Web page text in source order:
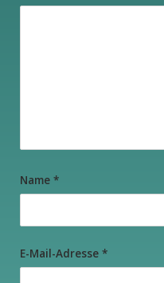
Name *
E-Mail-Adresse *